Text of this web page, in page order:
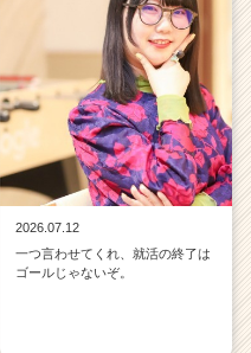
2026.07.12
一つ言わせてくれ、就活の終了は
ゴールじゃないぞ。